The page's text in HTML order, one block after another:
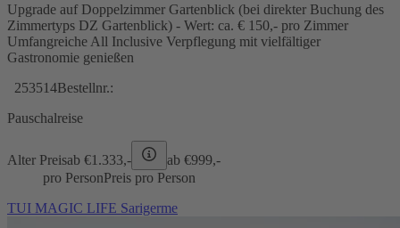
Upgrade auf Doppelzimmer Gartenblick (bei direkter Buchung des
Zimmertyps DZ Gartenblick) - Wert: ca. € 150,- pro Zimmer
Umfangreiche All Inclusive Verpflegung mit vielfältiger
Gastronomie genießen
253514Bestellnr.:
Pauschalreise
Alter Preisab €1.333,- ab €999,-
pro PersonPreis pro Person
TUI MAGIC LIFE Sarigerme